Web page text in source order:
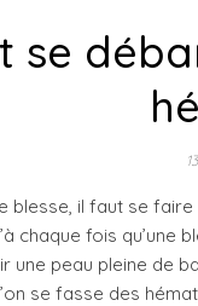
se
blesse, il faut se
chaque fois
une peau pleine de
se fasse des